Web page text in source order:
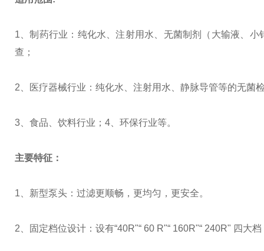
1、制药行业：纯化水、注射用水、无菌制剂（大输液、
查；
2、医疗器械行业：纯化水、注射用水、静脉导管等的无菌
3、食品、饮料行业；4、环保行业等。
主要特征：
1、新型泵头：过滤更顺畅，更均匀，更安全。
2、固定档位设计：设有“40R"“ 60 R"“ 160R"“ 240R" 四